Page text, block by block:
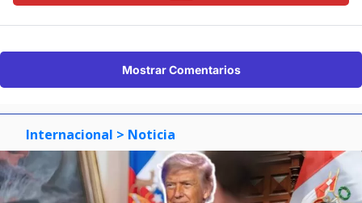
Mostrar Comentarios
Internacional > Noticia